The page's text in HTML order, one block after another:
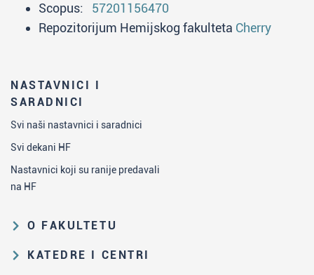
NASTAVNICI I
SARADNICI
Svi naši nastavnici i saradnici
Svi dekani HF
Nastavnici koji su ranije predavali
na HF
O FAKULTETU
Obrazovna i naučna delatnost
KATEDRE I CENTRI
Scopus: 57201156470
Repozitorijum Hemijskog fakulteta Cherry